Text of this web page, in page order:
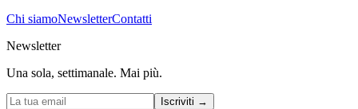
Chi siamoNewsletterContatti
Newsletter
Una sola, settimanale. Mai più.
Iscriviti →